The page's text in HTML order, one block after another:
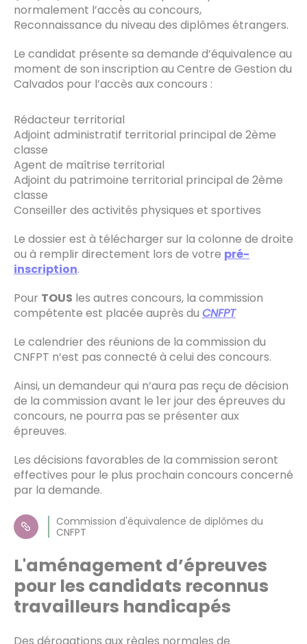
normalement l’accès au concours,
Reconnaissance du niveau des diplômes étrangers.
Le candidat présente sa demande d’équivalence au
moment de son inscription au Centre de Gestion du
Calvados pour l’accès aux concours :
Rédacteur territorial
Adjoint administratif territorial principal de 2ème
classe
Agent de maîtrise territorial
Adjoint du patrimoine territorial principal de 2ème
classe
Conseiller des activités physiques et sportives
Le dossier est à télécharger sur la colonne de droite
ou à remplir directement lors de votre pré-
inscription.
Pour TOUS les autres concours, la commission
compétente est placée auprès du CNFPT
Le calendrier des réunions de la commission du
CNFPT n’est pas connecté à celui des concours.
Ainsi, un demandeur qui n’aura pas reçu de décision
de la commission avant le 1er jour des épreuves du
concours, ne pourra pas se présenter aux
épreuves.
Les décisions favorables de la commission seront
effectives pour le plus prochain concours concerné
par la demande.
Commission d'équivalence de diplômes du
CNFPT
L'aménagement d’épreuves
pour les candidats reconnus
travailleurs handicapés
Des dérogations aux règles normales de